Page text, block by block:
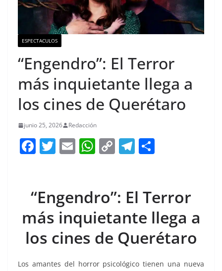
ESPECTACULOS
“Engendro”: El Terror
más inquietante llega a
los cines de Querétaro
junio 25, 2026 Redacción
F
e
b
o
o
k
T
er
E
l
W
s
A
p
p
C
y
Li
n
k
T
gr
a
m
e
“Engendro”: El Terror
más inquietante llega a
los cines de Querétaro
Los amantes del horror psicológico tienen una nueva